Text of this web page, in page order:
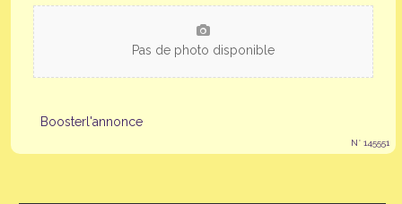
Pas de photo disponible
Boosterl'annonce
N° 145551